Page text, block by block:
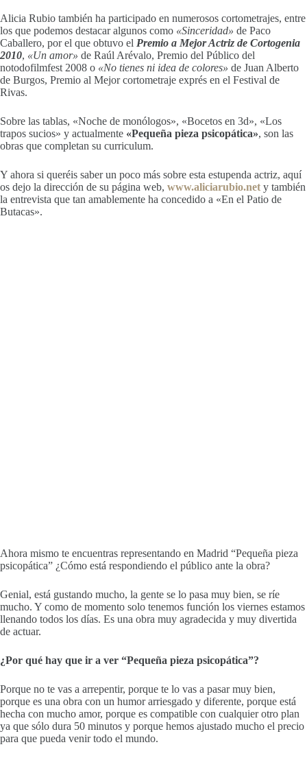
Alicia Rubio también ha participado en numerosos cortometrajes, entre
los que podemos destacar algunos como «Sinceridad» de Paco
Caballero, por el que obtuvo el Premio a Mejor Actriz de Cortogenia
2010, «Un amor» de Raúl Arévalo, Premio del Público del
notodofilmfest 2008 o «No tienes ni idea de colores» de Juan Alberto
de Burgos, Premio al Mejor cortometraje exprés en el Festival de
Rivas.
Sobre las tablas, «Noche de monólogos», «Bocetos en 3d», «Los
trapos sucios» y actualmente «Pequeña pieza psicopática», son las
obras que completan su curriculum.
Y ahora si queréis saber un poco más sobre esta estupenda actriz, aquí
os dejo la dirección de su página web, www.aliciarubio.net y también
la entrevista que tan amablemente ha concedido a «En el Patio de
Butacas».
Ahora mismo te encuentras representando en Madrid “Pequeña pieza
psicopática” ¿Cómo está respondiendo el público ante la obra?
Genial, está gustando mucho, la gente se lo pasa muy bien, se ríe
mucho. Y como de momento solo tenemos función los viernes estamos
llenando todos los días. Es una obra muy agradecida y muy divertida
de actuar.
¿Por qué hay que ir a ver “Pequeña pieza psicopática”?
Porque no te vas a arrepentir, porque te lo vas a pasar muy bien,
porque es una obra con un humor arriesgado y diferente, porque está
hecha con mucho amor, porque es compatible con cualquier otro plan
ya que sólo dura 50 minutos y porque hemos ajustado mucho el precio
para que pueda venir todo el mundo.